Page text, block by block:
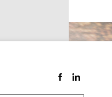
Suivez-nous sur
Suivez-nous